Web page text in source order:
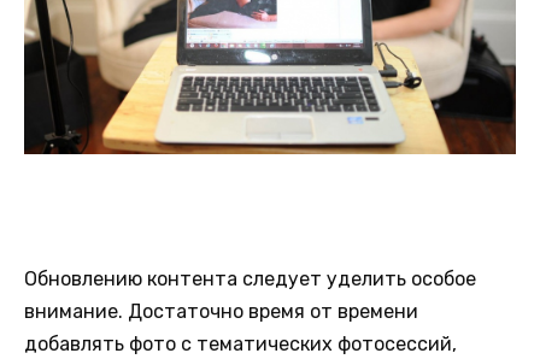
Обновлению контента следует уделить особое
внимание. Достаточно время от времени
добавлять фото с тематических фотосессий,